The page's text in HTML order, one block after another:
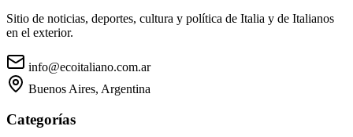
Sitio de noticias, deportes, cultura y política de Italia y de Italianos
en el exterior.
info@ecoitaliano.com.ar
Buenos Aires, Argentina
Categorías